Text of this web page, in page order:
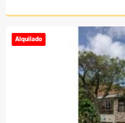
Alquilado